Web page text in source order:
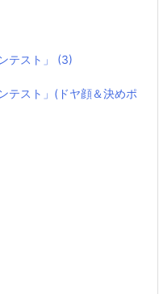
テスト」 (3)
テスト」(ドヤ顔＆決めポ